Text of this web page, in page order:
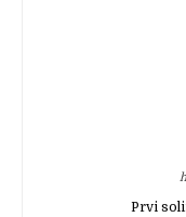
Prvi